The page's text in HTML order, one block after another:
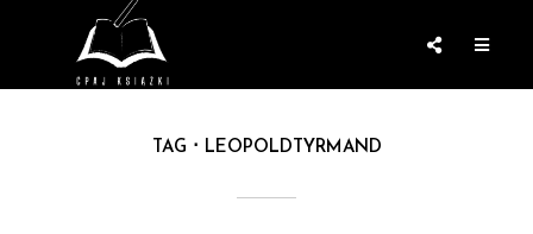
TAG LEOPOLDTYRMAND